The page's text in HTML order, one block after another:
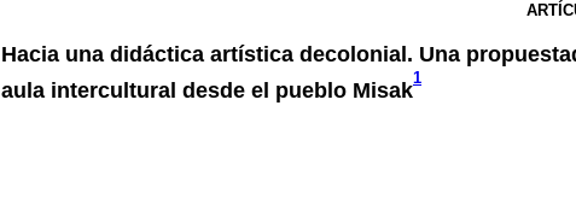
Hacia una didáctica artística decolonial. Una
aula intercultural desde el pueblo Misak
1